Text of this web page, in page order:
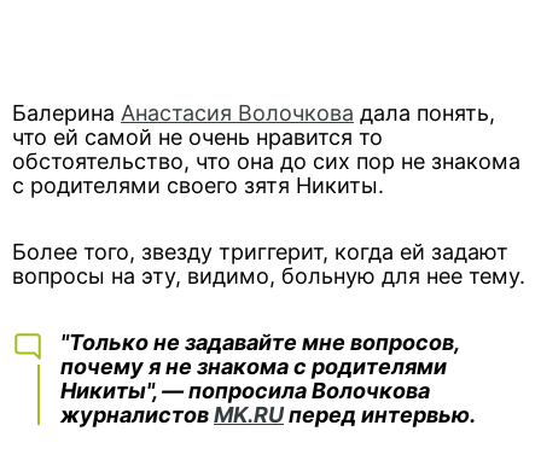
Балерина Анастасия Волочкова дала понять,
что ей самой не очень нравится то
обстоятельство, что она до сих пор не знакома
с родителями своего зятя Никиты.
Более того, звезду триггерит, когда ей задают
вопросы на эту, видимо, больную для нее тему.
"Только не задавайте мне вопросов,
почему я не знакома с родителями
Никиты", — попросила Волочкова
журналистовMK.RUперед интервью.